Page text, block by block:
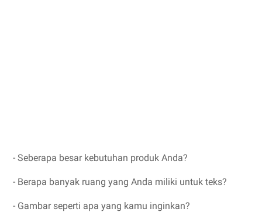
- Seberapa besar kebutuhan produk Anda?
- Berapa banyak ruang yang Anda miliki untuk teks?
- Gambar seperti apa yang kamu inginkan?